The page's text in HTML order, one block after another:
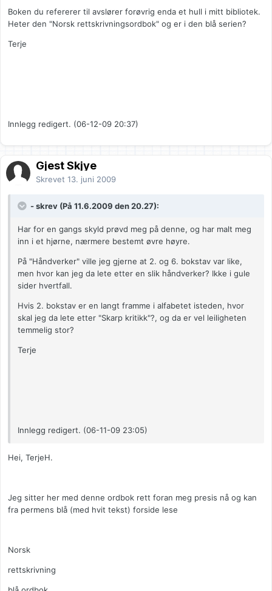
Boken du refererer til avslører forøvrig enda et hull i mitt bibliotek.
Heter den "Norsk rettskrivningsordbok" og er i den blå serien?
Terje
Innlegg redigert. (06-12-09 20:37)
Gjest Skjye
Skrevet 13. juni 2009
- skrev (På 11.6.2009 den 20.27):
Har for en gangs skyld prøvd meg på denne, og har malt meg
inn i et hjørne, nærmere bestemt øvre høyre.
På "Håndverker" ville jeg gjerne at 2. og 6. bokstav var like,
men hvor kan jeg da lete etter en slik håndverker? Ikke i gule
sider hvertfall.
Hvis 2. bokstav er en langt framme i alfabetet isteden, hvor
skal jeg da lete etter "Skarp kritikk"?, og da er vel leiligheten
temmelig stor?
Terje
Innlegg redigert. (06-11-09 23:05)
Hei, TerjeH.
Jeg sitter her med denne ordbok rett foran meg presis nå og kan
fra permens blå (med hvit tekst) forside lese
Norsk
rettskrivning